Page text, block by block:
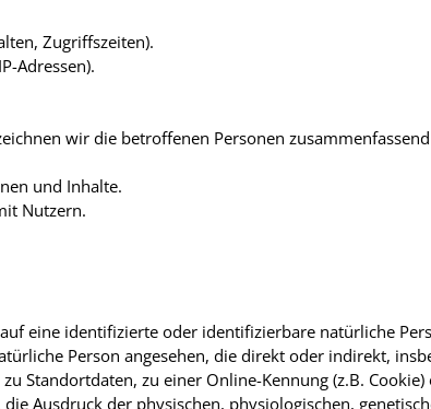
Zugriffszeiten).
Adressen).
wir die betroffenen Personen zusammenfassend
und Inhalte.
Nutzern.
eine identifizierte oder identifizierbare natürliche
Person angesehen, die direkt oder indirekt,
Standortdaten, zu einer Online-Kennung (z.B.
Ausdruck der physischen, physiologischen,